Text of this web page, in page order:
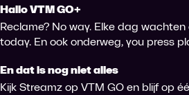
Hallo VTM GO+
Reclame? No way. Elke dag
today. En ook onderweg, you press
En dat is nog niet alles
Kijk Streamz op VTM GO en blijf op